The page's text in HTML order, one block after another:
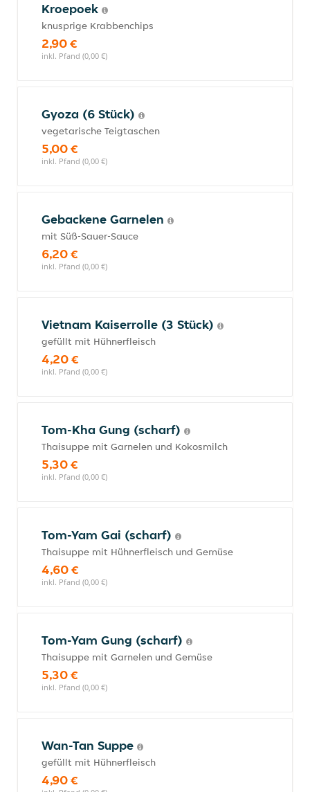
Kroepoek
knusprige Krabbenchips
2,90 €
inkl. Pfand (0,00 €)
Gyoza (6 Stück)
vegetarische Teigtaschen
5,00 €
inkl. Pfand (0,00 €)
Gebackene Garnelen
mit Süß-Sauer-Sauce
6,20 €
inkl. Pfand (0,00 €)
Vietnam Kaiserrolle (3 Stück)
gefüllt mit Hühnerfleisch
4,20 €
inkl. Pfand (0,00 €)
Tom-Kha Gung (scharf)
Thaisuppe mit Garnelen und Kokosmilch
5,30 €
inkl. Pfand (0,00 €)
Tom-Yam Gai (scharf)
Thaisuppe mit Hühnerfleisch und Gemüse
4,60 €
inkl. Pfand (0,00 €)
Tom-Yam Gung (scharf)
Thaisuppe mit Garnelen und Gemüse
5,30 €
inkl. Pfand (0,00 €)
Wan-Tan Suppe
gefüllt mit Hühnerfleisch
4,90 €